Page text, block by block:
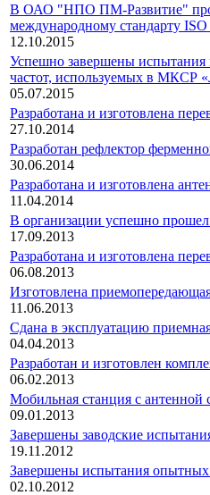
В ОАО "НПО ПМ-Развитие"
международному стандарту
12.10.2015
Успешно завершены испытания
частот, используемых в МКСР
05.07.2015
Разработана и изготовлена
27.10.2014
Разработан рефлектор
30.06.2014
Разработана и изготовлена
11.04.2014
В организации успешно прошел
17.09.2013
Разработана и изготовлена
06.08.2013
Изготовлена
11.06.2013
Сдана в эксплуатацию
04.04.2013
Разработан и изготовлен
06.02.2013
Мобильная станция с антенной
09.01.2013
Завершены заводские
19.11.2012
Завершены испытания опытных
02.10.2012